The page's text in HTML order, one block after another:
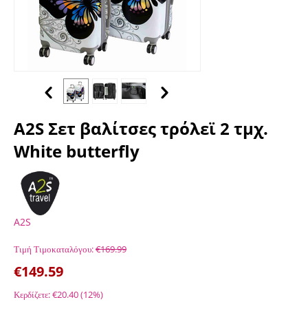
A2S Σετ βαλίτσες τρόλεϊ 2 τμχ.
White butterfly
A2S
Τιμή Τιμοκαταλόγου:€169.99
€149.59
Κερδίζετε:€20.40(12%)